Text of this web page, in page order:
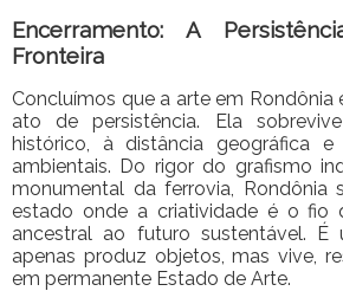
Encerramento: A
Fronteira
Concluímos que a arte em Rondônia
ato de persistência. Ela
histórico, à distância geográfica e
ambientais. Do rigor do grafismo
monumental da ferrovia, Rondônia
estado onde a criatividade é o fio
ancestral ao futuro sustentável. É
apenas produz objetos, mas vive,
em permanente Estado de Arte.